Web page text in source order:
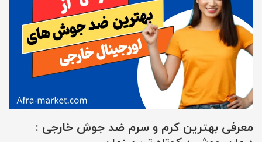
معرفی بهترین کرم و سرم ضد جوش خارجی :